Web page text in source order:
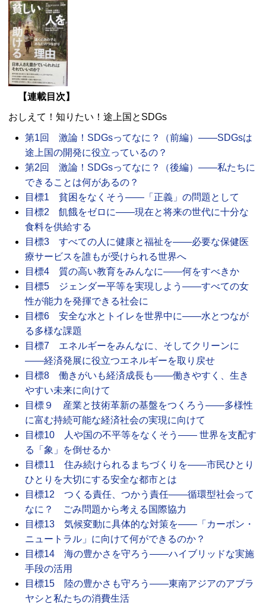
【連載目次】
おしえて！知りたい！途上国とSDGs
第1回 激論！SDGsってなに？（前編）――SDGsは
途上国の開発に役立っているの？
第2回 激論！SDGsってなに？（後編）――私たちに
できることは何があるの？
目標1 貧困をなくそう――「正義」の問題として
目標2 飢餓をゼロに――現在と将来の世代に十分な
食料を供給する
目標3 すべての人に健康と福祉を――必要な保健医
療サービスを誰もが受けられる世界へ
目標4 質の高い教育をみんなに――何をすべきか
目標5 ジェンダー平等を実現しよう――すべての女
性が能力を発揮できる社会に
目標6 安全な水とトイレを世界中に――水とつなが
る多様な課題
目標7 エネルギーをみんなに、そしてクリーンに
――経済発展に役立つエネルギーを取り戻せ
目標8 働きがいも経済成長も――働きやすく、生き
やすい未来に向けて
目標９ 産業と技術革新の基盤をつくろう――多様性
に富む持続可能な経済社会の実現に向けて
目標10 人や国の不平等をなくそう―― 世界を支配す
る「象」を倒せるか
目標11 住み続けられるまちづくりを――市民ひとり
ひとりを大切にする安全な都市とは
目標12 つくる責任、つかう責任――循環型社会って
なに？ ごみ問題から考える国際協力
目標13 気候変動に具体的な対策を――「カーボン・
ニュートラル」に向けて何ができるのか？
目標14 海の豊かさを守ろう――ハイブリッドな実施
手段の活用
目標15 陸の豊かさも守ろう――東南アジアのアブラ
ヤシと私たちの消費生活